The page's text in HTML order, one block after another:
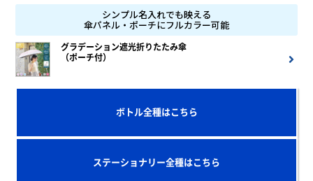
シンプル名入れでも映える
傘パネル・ポーチにフルカラー可能
グラデーション遮光折りたたみ傘
（ポーチ付）
ボトル全種はこちら
ステーショナリー全種はこちら